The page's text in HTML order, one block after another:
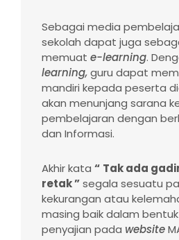
Sebagai media
sekolah dapat juga
memuat e-learning.
learning,guru dapat
mandiri kepada peserta
akan menunjang sarana
pembelajaran dengan
dan Informasi.
Akhir kata “ Tak ada
retak ”segala sesuatu
kekurangan atau
masing baik dalam
penyajian pada website